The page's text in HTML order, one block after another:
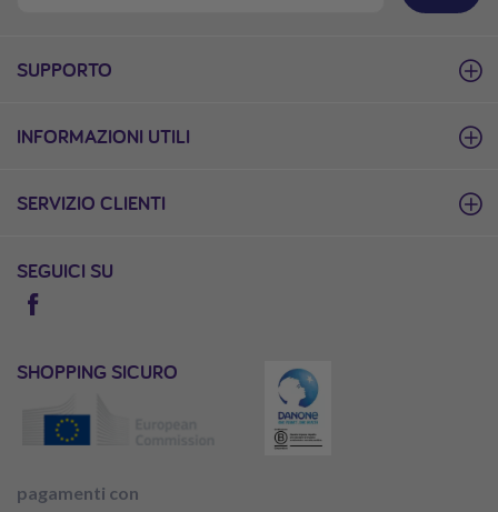
SUPPORTO
INFORMAZIONI UTILI
SERVIZIO CLIENTI
SEGUICI SU
SHOPPING SICURO
pagamenti con